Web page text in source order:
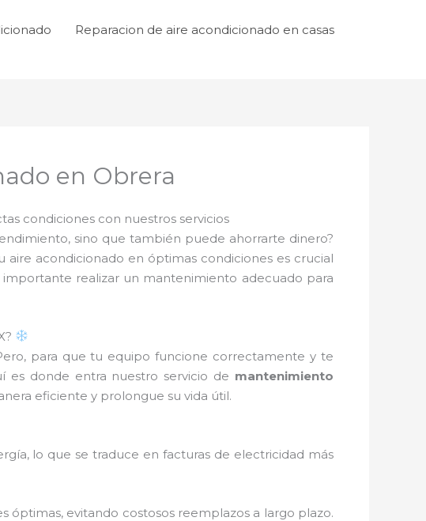
Reparacion de aire acondicionado en casas
en Obrera
condiciones con nuestros servicios
sino que también puede ahorrarte dinero?
acondicionado en óptimas condiciones es crucial
realizar un mantenimiento adecuado para
para que tu equipo funcione correctamente y te
es donde entra nuestro servicio de mantenimiento
eficiente y prolongue su vida útil.
lo que se traduce en facturas de electricidad más
óptimas, evitando costosos reemplazos a largo plazo.